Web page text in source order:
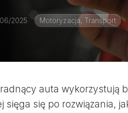
2025 Motoryzacja, Transport
auta wykorzystują
sięga się po rozwiązania,